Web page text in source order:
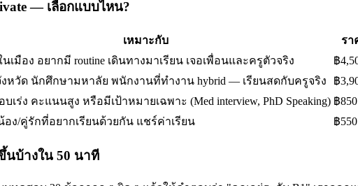
— เลือกแบบไหน?
เหมาะกับ รา
เมือง อยากมี routine เดินทางมาเรียน เจอเพื่อนและครูตัวจริง ฿
หวัด นักศึกษามหาลัย พนักงานที่ทำงาน hybrid — เรียนสดกับครูจริง ฿
บเร่ง คะแนนสูง หรือมีเป้าหมายเฉพาะ (Med interview, PhD Speaking) ฿
อง/คู่รักที่อยากเรียนด้วยกัน แชร์ค่าเรียน ฿
นบ้างใน 50 นาที